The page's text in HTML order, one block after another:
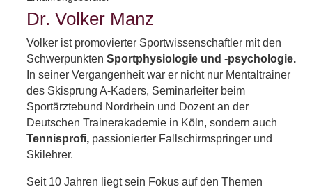
Dr. Volker Manz
Volker ist promovierter Sportwissenschaftler mit den
SchwerpunktenSportphysiologie und -psychologie.
In seiner Vergangenheit war er nicht nur Mentaltrainer
des Skisprung A-Kaders, Seminarleiter beim
Sportärztebund Nordrhein und Dozent an der
Deutschen Trainerakademie in Köln, sondern auch
Tennisprofi, passionierter Fallschirmspringer und
Skilehrer.
Seit 10 Jahren liegt sein Fokus auf den Themen